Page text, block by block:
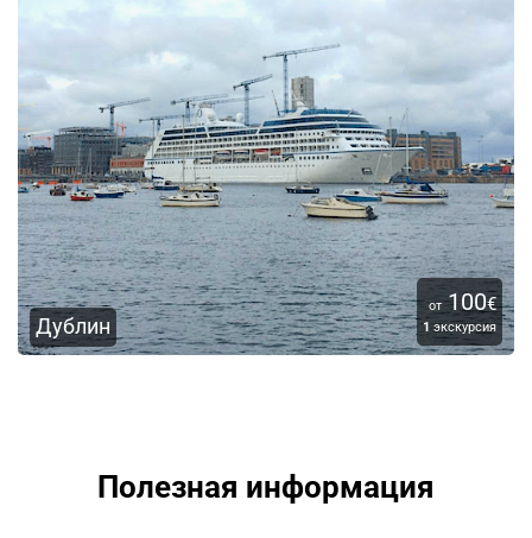
Дублин
от100€
1 экскурсия
Полезная информация